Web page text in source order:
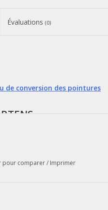
Évaluations (0)
de conversion des pointures
-
1980. L'Addina s'élève
pour comparer/ Imprimer